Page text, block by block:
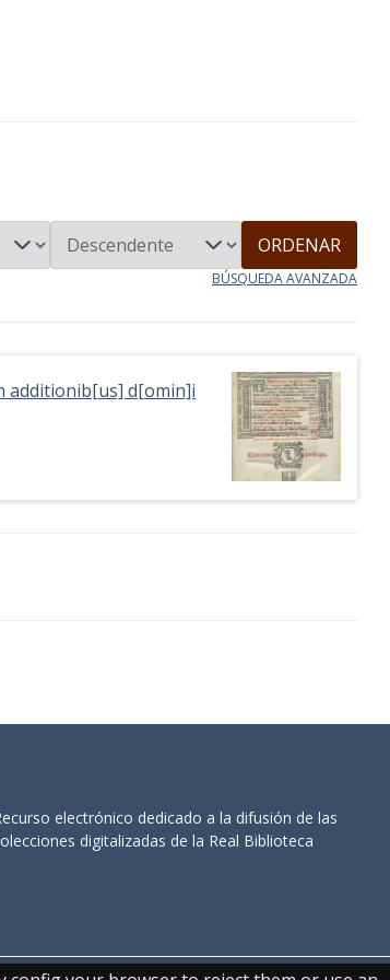
ORDENAR
BÚSQUEDA AVANZADA
additionib[us] d[omin]i
electrónico dedicado a la difusión de las
digitalizadas de la Real Biblioteca